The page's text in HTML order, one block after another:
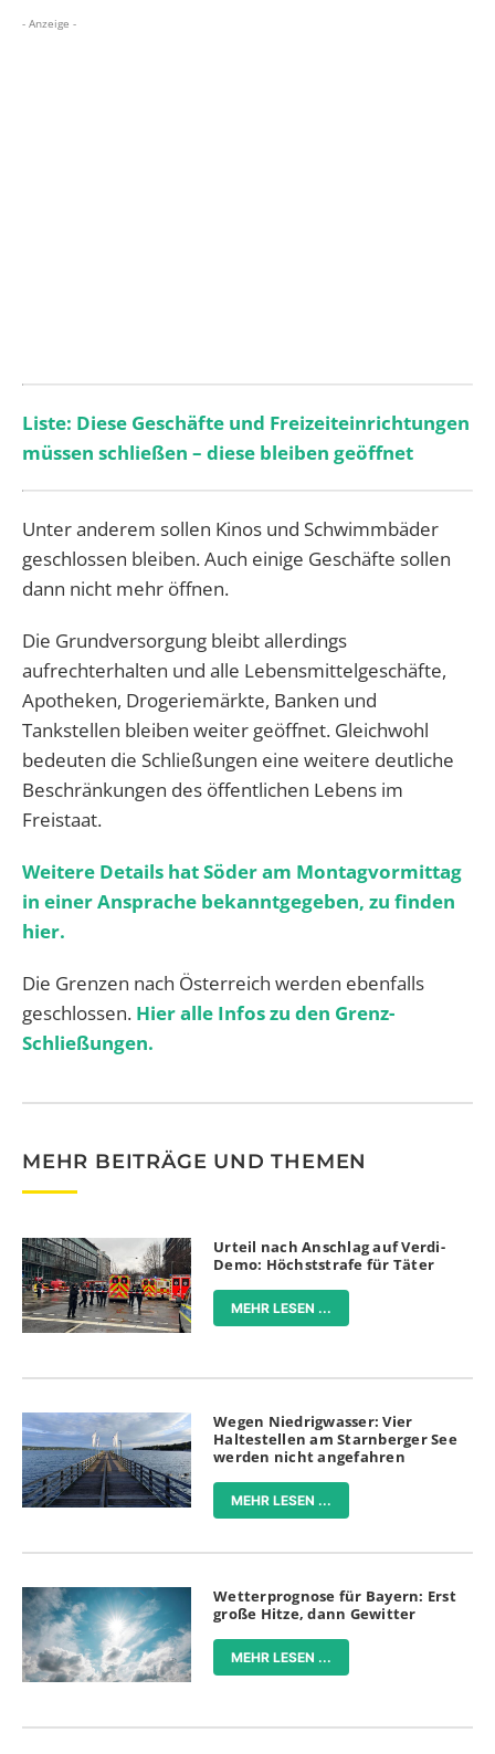
- Anzeige -
Liste: Diese Geschäfte und Freizeiteinrichtungen
müssen schließen – diese bleiben geöffnet
Unter anderem sollen Kinos und Schwimmbäder
geschlossen bleiben. Auch einige Geschäfte sollen
dann nicht mehr öffnen.
Die Grundversorgung bleibt allerdings
aufrechterhalten und alle Lebensmittelgeschäfte,
Apotheken, Drogeriemärkte, Banken und
Tankstellen bleiben weiter geöffnet. Gleichwohl
bedeuten die Schließungen eine weitere deutliche
Beschränkungen des öffentlichen Lebens im
Freistaat.
Weitere Details hat Söder am Montagvormittag
in einer Ansprache bekanntgegeben, zu finden
hier.
Die Grenzen nach Österreich werden ebenfalls
geschlossen. Hier alle Infos zu den Grenz-
Schließungen.
MEHR BEITRÄGE UND THEMEN
Urteil nach Anschlag auf Verdi-
Demo: Höchststrafe für Täter
MEHR LESEN ...
Wegen Niedrigwasser: Vier
Haltestellen am Starnberger See
werden nicht angefahren
MEHR LESEN ...
Wetterprognose für Bayern: Erst
große Hitze, dann Gewitter
MEHR LESEN ...